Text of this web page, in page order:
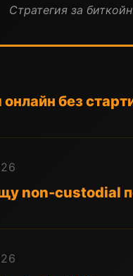
Стратегия за
без
non-custodial